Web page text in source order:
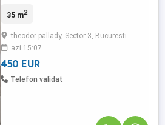
: Auchan Titan, Ikea, Lidl, Jumbo, Auchan,
iesirea spre Autostrada Soarelui. Acesta
este situata la etajul 9 al unui imobil cu 11
nivele( ...
35 m2
theodor pallady, Sector 3, Bucuresti
azi 15:07
450 EUR
Telefon validat